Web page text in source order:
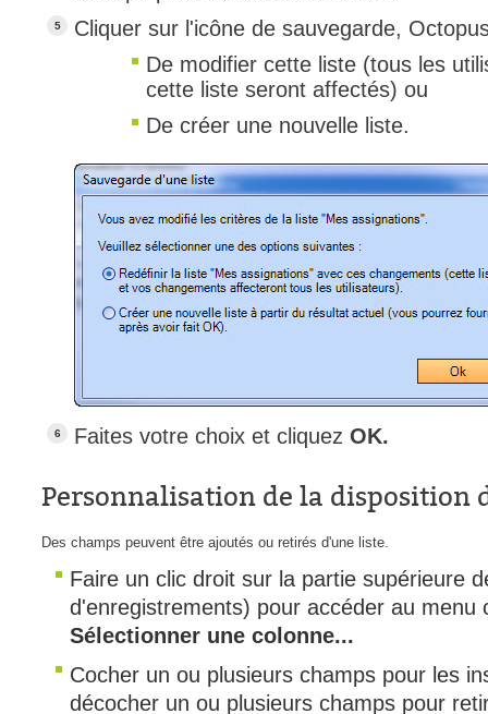
Cliquer sur l'icône de sauvegarde,
De modifier cette liste (tous les
cette liste seront affectés) ou
De créer une nouvelle liste.
Faites votre choix et cliquez OK.
Personnalisation de la disposition
Des champs peuvent être ajoutés ou retirés d'une liste.
Faire un clic droit sur la partie supérieure
d'enregistrements) pour accéder au menu
Sélectionner une colonne...
Cocher un ou plusieurs champs pour les
décocher un ou plusieurs champs pour